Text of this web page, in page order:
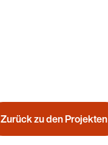
Zurück zu den Projekten